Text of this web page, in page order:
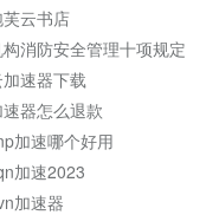
芙云书店
消防安全管理十项规定
速器下载
器怎么退款
加速哪个好用
加速2023
加速器